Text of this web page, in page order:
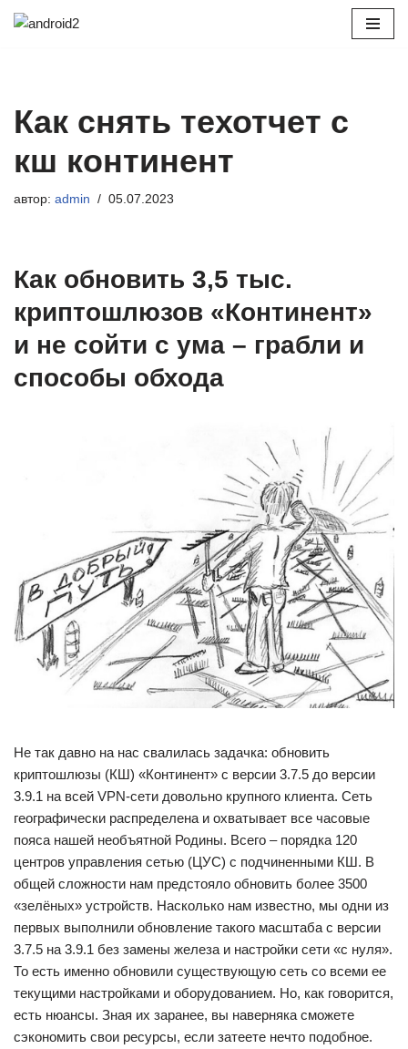
Как снять техотчет с
кш континент
автор: admin 05.07.2023
Как обновить 3,5 тыс.
криптошлюзов «Континент»
и не сойти с ума – грабли и
способы обхода
Не так давно на нас свалилась задачка: обновить
криптошлюзы (КШ) «Континент» с версии 3.7.5 до версии
3.9.1 на всей VPN-сети довольно крупного клиента. Сеть
географически распределена и охватывает все часовые
пояса нашей необъятной Родины. Всего – порядка 120
центров управления сетью (ЦУС) с подчиненными КШ. В
общей сложности нам предстояло обновить более 3500
«зелёных» устройств. Насколько нам известно, мы одни из
первых выполнили обновление такого масштаба с версии
3.7.5 на 3.9.1 без замены железа и настройки сети «с нуля».
То есть именно обновили существующую сеть со всеми ее
текущими настройками и оборудованием. Но, как говорится,
есть нюансы. Зная их заранее, вы наверняка сможете
сэкономить свои ресурсы, если затеете нечто подобное.